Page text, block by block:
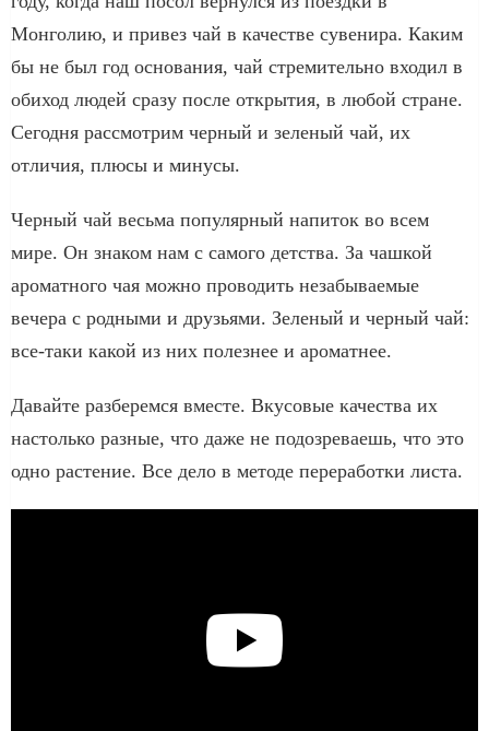
Монголию, и привез чай в качестве сувенира. Каким
бы не был год основания, чай стремительно входил в
обиход людей сразу после открытия, в любой стране.
Сегодня рассмотрим черный и зеленый чай, их
отличия, плюсы и минусы.
Черный чай весьма популярный напиток во всем
мире. Он знаком нам с самого детства. За чашкой
ароматного чая можно проводить незабываемые
вечера с родными и друзьями. Зеленый и черный чай:
все-таки какой из них полезнее и ароматнее.
Давайте разберемся вместе. Вкусовые качества их
настолько разные, что даже не подозреваешь, что это
одно растение. Все дело в методе переработки листа.